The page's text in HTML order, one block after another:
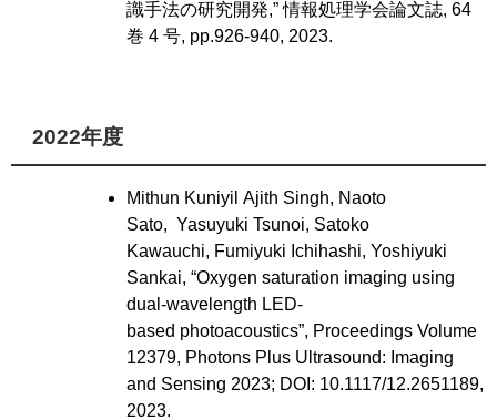
識手法の研究開発,” 情報処理学会論文誌, 64
巻 4 号, pp.926-940, 2023.
2022年度
Mithun Kuniyil Ajith Singh, Naoto
Sato, Yasuyuki Tsunoi, Satoko
Kawauchi, Fumiyuki Ichihashi, Yoshiyuki
Sankai, “Oxygen saturation imaging using
dual-wavelength LED-
based photoacoustics”, Proceedings Volume
12379, Photons Plus Ultrasound: Imaging
and Sensing 2023; DOI: 10.1117/12.2651189,
2023.